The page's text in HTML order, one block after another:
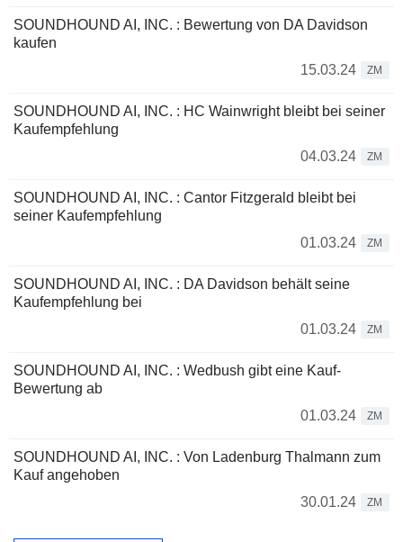
SOUNDHOUND AI, INC. : Bewertung von DA Davidson
kaufen
15.03.24
ZM
SOUNDHOUND AI, INC. : HC Wainwright bleibt bei seiner
Kaufempfehlung
04.03.24
ZM
SOUNDHOUND AI, INC. : Cantor Fitzgerald bleibt bei
seiner Kaufempfehlung
01.03.24
ZM
SOUNDHOUND AI, INC. : DA Davidson behält seine
Kaufempfehlung bei
01.03.24
ZM
SOUNDHOUND AI, INC. : Wedbush gibt eine Kauf-
Bewertung ab
01.03.24
ZM
SOUNDHOUND AI, INC. : Von Ladenburg Thalmann zum
Kauf angehoben
30.01.24
ZM